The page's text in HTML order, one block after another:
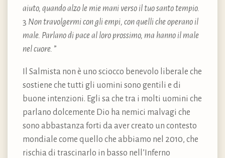
aiuto, quando alzo le mie mani verso il tuo santo tempio.
3 Non travolgermi con gli empi, con quelli che operano il
male. Parlano di pace al loro prossimo, ma hanno il male
nel cuore. ”
Il Salmista non è uno sciocco benevolo liberale che
sostiene che tutti gli uomini sono gentili e di
buone intenzioni. Egli sa che tra i molti uomini che
parlano dolcemente Dio ha nemici malvagi che
sono abbastanza forti da aver creato un contesto
mondiale come quello che abbiamo nel 2010, che
rischia di trascinarlo in basso nell’Inferno